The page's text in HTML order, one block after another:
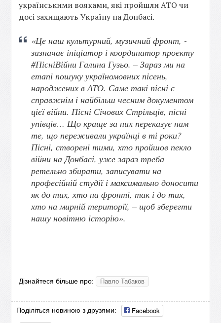
українськими вояками, які пройшли АТО чи
досі захищають Україну на Донбасі.
«Це наш культурний, музичний фронт, -
зазначає ініціатор і координатор проекту
#ПісніВійни Галина Гузьо. – Зараз ми на
етапі пошуку україномовних пісень,
народжених в АТО. Саме такі пісні є
справжнім і найбільш чесним документом
цієї війни. Пісні Січових Стрільців, пісні
упівців… Що краще за них переказує нам
те, що переживали українці в ті роки?
Пісні, створені тими, хто пройшов пекло
війни на Донбасі, уже зараз треба
ретельно збирати, записувати на
професійній студії і максимально доносити
як до тих, хто на фронті, так і до тих,
хто на мирній території, – щоб зберегти
нашу новітню історію».
Дізнайтеся більше про: Павло Табаков
Поділіться новиною з друзями:
Facebook